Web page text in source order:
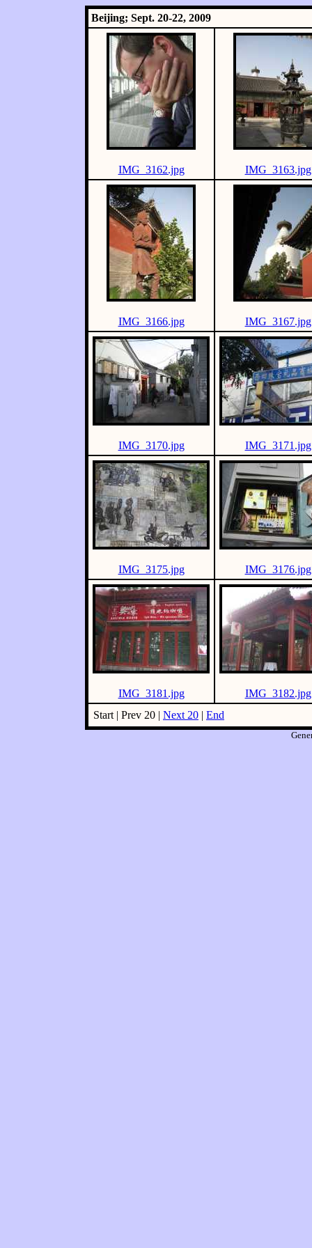
Beijing; Sept. 20-22, 2009
IMG_3162.jpg IMG_3163.jpg
IMG_3166.jpg IMG_3167.jpg
IMG_3170.jpg IMG_3171.jpg
IMG_3175.jpg IMG_3176.jpg
IMG_3181.jpg
IMG_3182.jpg
Start | Prev 20 | Next 20 | End